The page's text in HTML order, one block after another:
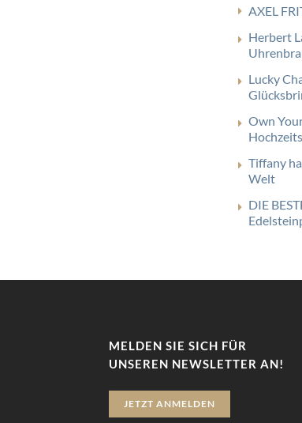
AXEL
Herbert
Lucky
Own
Tiffany
Welt
DIE
MELDEN SIE SICH FÜR
UNSEREN NEWSLETTER AN!
JETZT ANMELDEN